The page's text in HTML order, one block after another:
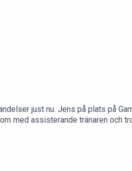
just nu. Jens på plats på
med assisterande tränaren och
gick han för långt och jag är